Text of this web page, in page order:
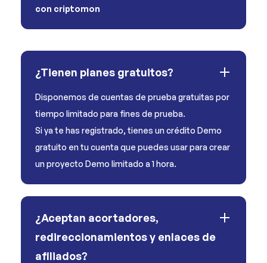
con criptomon
¿Tienen planes gratuitos?
Disponemos de cuentas de prueba gratuitas por
tiempo limitado para fines de prueba.
Si ya te has registrado, tienes un crédito Demo
gratuito en tu cuenta que puedes usar para crear
un proyecto Demo limitado a 1 hora.
¿Aceptan acortadores,
redireccionamientos y enlaces de
afiliados?